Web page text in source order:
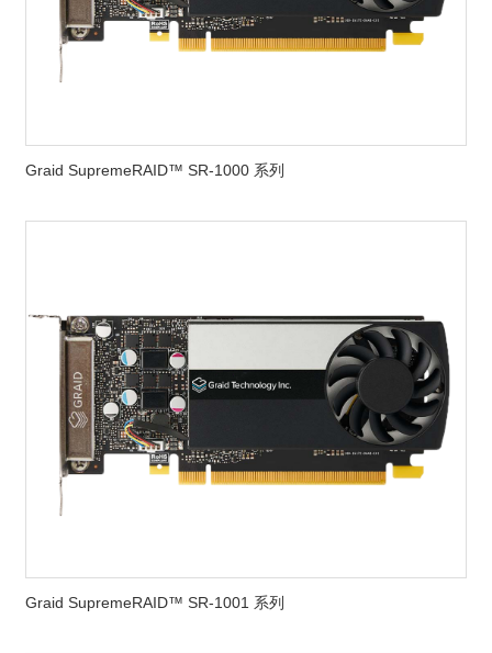
Graid SupremeRAID™ SR-1000 系列
Graid SupremeRAID™ SR-1001 系列